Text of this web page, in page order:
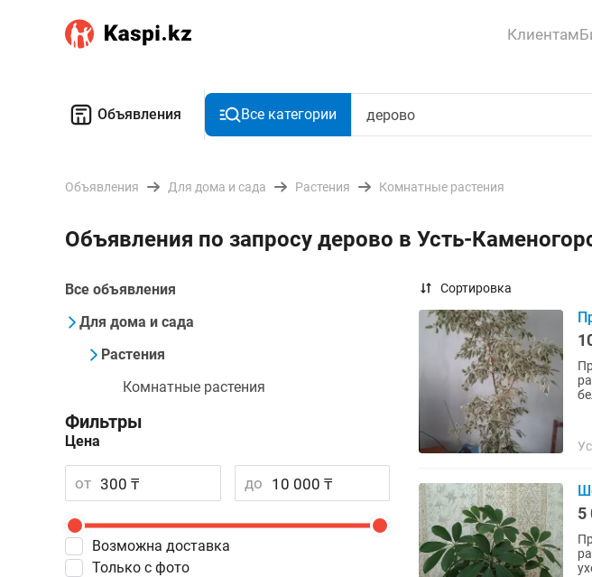
Клиентам
Объявления Все категории
Объявления Для дома и сада Растения Комнатные растения
Объявления по запросу дерово в Усть-
Все объявления
Для дома и сада
Растения
Комнатные растения
Фильтры
Цена
от до
Возможна доставка
Только с фото
Сортировка
5